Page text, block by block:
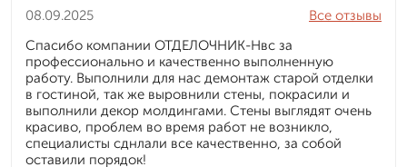
08.09.2025
Все отзывы
Спасибо компании ОТДЕЛОЧНИК-Нвс за
профессионально и качественно выполненную
работу. Выполнили для нас демонтаж старой отделки
в гостиной, так же выровнили стены, покрасили и
выполнили декор молдингами. Стены выглядят очень
красиво, проблем во время работ не возникло,
специалисты сднлали все качественно, за собой
оставили порядок!